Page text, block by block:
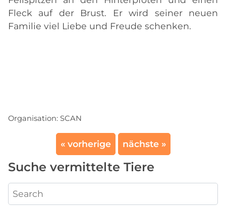
Fleck auf der Brust. Er wird seiner neuen
Familie viel Liebe und Freude schenken.
Organisation: SCAN
« vorherige nächste »
Suche vermittelte Tiere